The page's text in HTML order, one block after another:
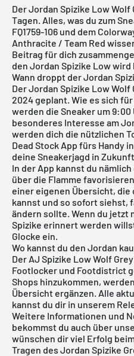
Der Jordan Spizike Low
Tagen. Alles, was du zum
FQ1759-106 und dem
Anthracite / Team Red
Beitrag für dich
den Jordan Spizike Low wird
Wann droppt der Jordan
Der Jordan Spizike Low
2024 geplant. Wie es sich
werden die Sneaker um 9:00
besonderes Interesse am
werden dich die nützlichen
Dead Stock App fürs Handy
deine Sneakerjagd in
In der App kannst du
über die Flamme
einer eigenen Übersicht,
kannst und so sofort siehst,
ändern sollte. Wenn du jetzt
Spizike erinnert werden
Glocke ein.
Wo kannst du den Jordan
Der AJ Spizike Low Wolf
Footlocker und Footdistrict
Shops hinzukommen,
Übersicht ergänzen. Alle
kannst du dir in unserem
Weitere Informationen und
bekommst du auch über
wünschen dir viel Erfolg
Tragen des Jordan Spizike